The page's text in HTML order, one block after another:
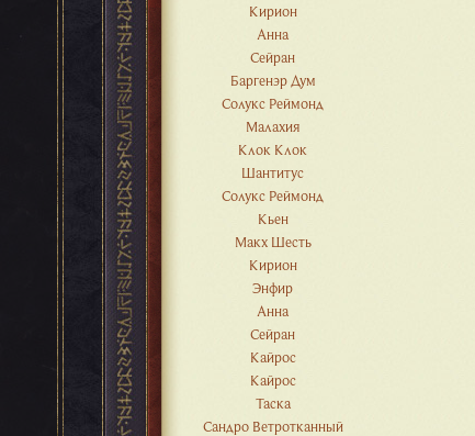
Кирион
Анна
Сейран
Баргенэр Дум
Солукс Реймонд
Малахия
Клок Клок
Шантитус
Солукс Реймонд
Кьен
Макх Шесть
Кирион
Энфир
Анна
Сейран
Кайрос
Кайрос
Таска
Сандро Ветротканный